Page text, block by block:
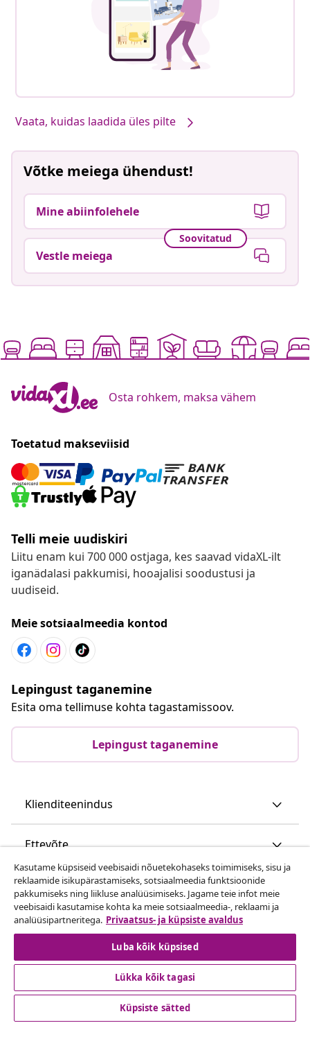
Vaata, kuidas laadida üles pilte
Võtke meiega ühendust!
Mine abiinfolehele
Soovitatud
Vestle meiega
Osta rohkem, maksa vähem
Toetatud makseviisid
Telli meie uudiskiri
Liitu enam kui 700 000 ostjaga, kes saavad vidaXL-ilt
iganädalasi pakkumisi, hooajalisi soodustusi ja
uudiseid.
Meie sotsiaalmeedia kontod
Lepingust taganemine
Esita oma tellimuse kohta tagastamissoov.
Lepingust taganemine
Klienditeenindus
Ettevõte
vidaXL
Vaata rohkem
Kasutame küpsiseid veebisaidi nõuetekohaseks toimimiseks, sisu ja
reklaamide isikupärastamiseks, sotsiaalmeedia funktsioonide
pakkumiseks ning liikluse analüüsimiseks. Jagame teie infot meie
veebisaidi kasutamise kohta ka meie sotsiaalmeedia-, reklaami ja
analüüsipartneritega. Privaatsus- ja küpsiste avaldus
Luba kõik küpsised
Lükka kõik tagasi
Küpsiste sätted